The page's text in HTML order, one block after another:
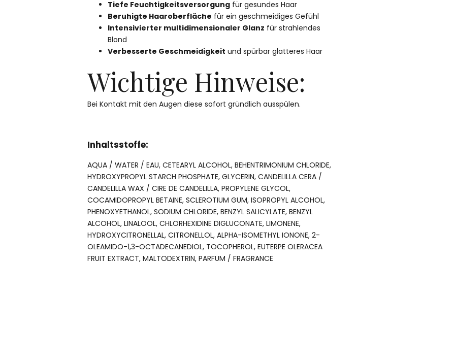
Tiefe Feuchtigkeitsversorgung für gesundes Haar
Beruhigte Haaroberfläche für ein geschmeidiges Gefühl
Intensivierter multidimensionaler Glanz für strahlendes
Blond
Verbesserte Geschmeidigkeit und spürbar glatteres Haar
Wichtige Hinweise:
Bei Kontakt mit den Augen diese sofort gründlich ausspülen.
Inhaltsstoffe:
AQUA / WATER / EAU, CETEARYL ALCOHOL, BEHENTRIMONIUM CHLORIDE,
HYDROXYPROPYL STARCH PHOSPHATE, GLYCERIN, CANDELILLA CERA /
CANDELILLA WAX / CIRE DE CANDELILLA, PROPYLENE GLYCOL,
COCAMIDOPROPYL BETAINE, SCLEROTIUM GUM, ISOPROPYL ALCOHOL,
PHENOXYETHANOL, SODIUM CHLORIDE, BENZYL SALICYLATE, BENZYL
ALCOHOL, LINALOOL, CHLORHEXIDINE DIGLUCONATE, LIMONENE,
HYDROXYCITRONELLAL, CITRONELLOL, ALPHA-ISOMETHYL IONONE, 2-
OLEAMIDO-1,3-OCTADECANEDIOL, TOCOPHEROL, EUTERPE OLERACEA
FRUIT EXTRACT, MALTODEXTRIN, PARFUM / FRAGRANCE